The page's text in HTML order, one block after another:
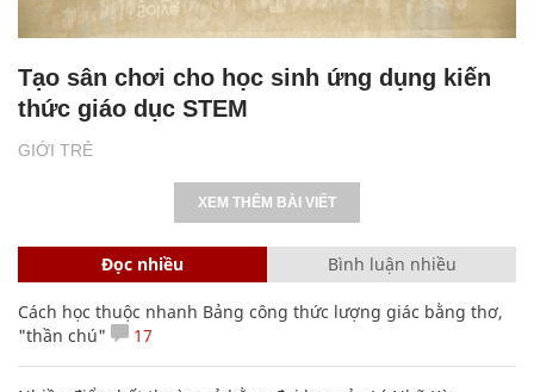
GIỚI TRẺ
Tạo sân chơi cho học sinh ứng dụng kiến
thức giáo dục STEM
XEM THÊM BÀI VIẾT
Đọc nhiều Bình luận nhiều
Cách học thuộc nhanh Bảng công thức lượng giác bằng thơ,
"thần chú"
17